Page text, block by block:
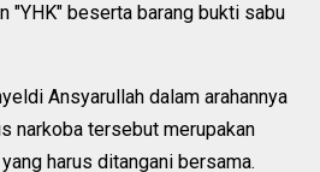
"YHK" beserta barang bukti sabu
Ansyarullah dalam arahannya
narkoba tersebut merupakan
harus ditangani bersama.